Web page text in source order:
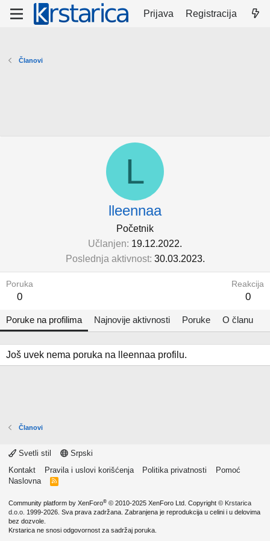
Prijava Registracija
Članovi
L
lleennaa
Početnik
Učlanjen 19.12.2022.
Poslednja aktivnost 30.03.2023.
Poruka
0
Reakcija
0
Poruke na profilima Najnovije aktivnosti Poruke O članu
Još uvek nema poruka na lleennaa profilu.
Članovi
Svetli stil
Srpski
Kontakt
Pravila i uslovi korišćenja Politika privatnosti
Pomoć
Naslovna
R
Community platform by XenForo® © 2010-2025 XenForo Ltd. Copyright © Krstarica
d.o.o. 1999-2026. Sva prava zadržana. Zabranjena je reprodukcija u celini i u delovima
bez dozvole.
Krstarica ne snosi odgovornost za sadržaj poruka.